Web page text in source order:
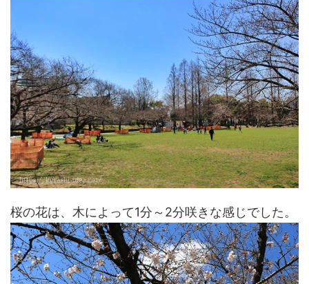
桜の花は、木によって1分～2分咲きな感じでした。